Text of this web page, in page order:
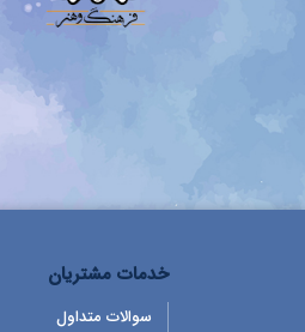
خدمات مشتریان
سوالات متداول